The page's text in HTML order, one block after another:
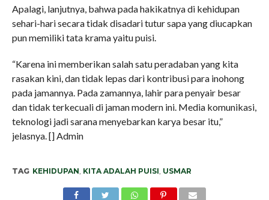
Apalagi, lanjutnya, bahwa pada hakikatnya di kehidupan
sehari-hari secara tidak disadari tutur sapa yang diucapkan
pun memiliki tata krama yaitu puisi.
“Karena ini memberikan salah satu peradaban yang kita
rasakan kini, dan tidak lepas dari kontribusi para inohong
pada jamannya. Pada zamannya, lahir para penyair besar
dan tidak terkecuali di jaman modern ini. Media komunikasi,
teknologi jadi sarana menyebarkan karya besar itu,”
jelasnya. [] Admin
TAG KEHIDUPAN KITA ADALAH PUISI USMAR